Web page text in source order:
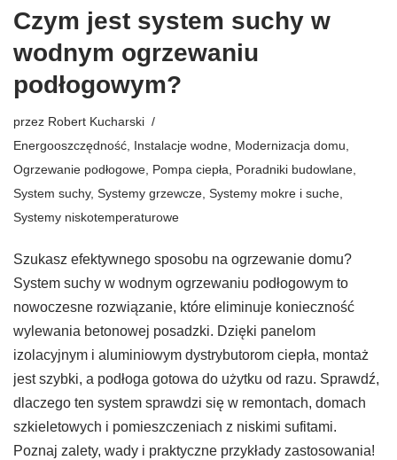
Czym jest system suchy w
wodnym ogrzewaniu
podłogowym?
przez Robert Kucharski
Energooszczędność, Instalacje wodne, Modernizacja domu,
Ogrzewanie podłogowe, Pompa ciepła, Poradniki budowlane,
System suchy, Systemy grzewcze, Systemy mokre i suche,
Systemy niskotemperaturowe
Szukasz efektywnego sposobu na ogrzewanie domu?
System suchy w wodnym ogrzewaniu podłogowym to
nowoczesne rozwiązanie, które eliminuje konieczność
wylewania betonowej posadzki. Dzięki panelom
izolacyjnym i aluminiowym dystrybutorom ciepła, montaż
jest szybki, a podłoga gotowa do użytku od razu. Sprawdź,
dlaczego ten system sprawdzi się w remontach, domach
szkieletowych i pomieszczeniach z niskimi sufitami.
Poznaj zalety, wady i praktyczne przykłady zastosowania!